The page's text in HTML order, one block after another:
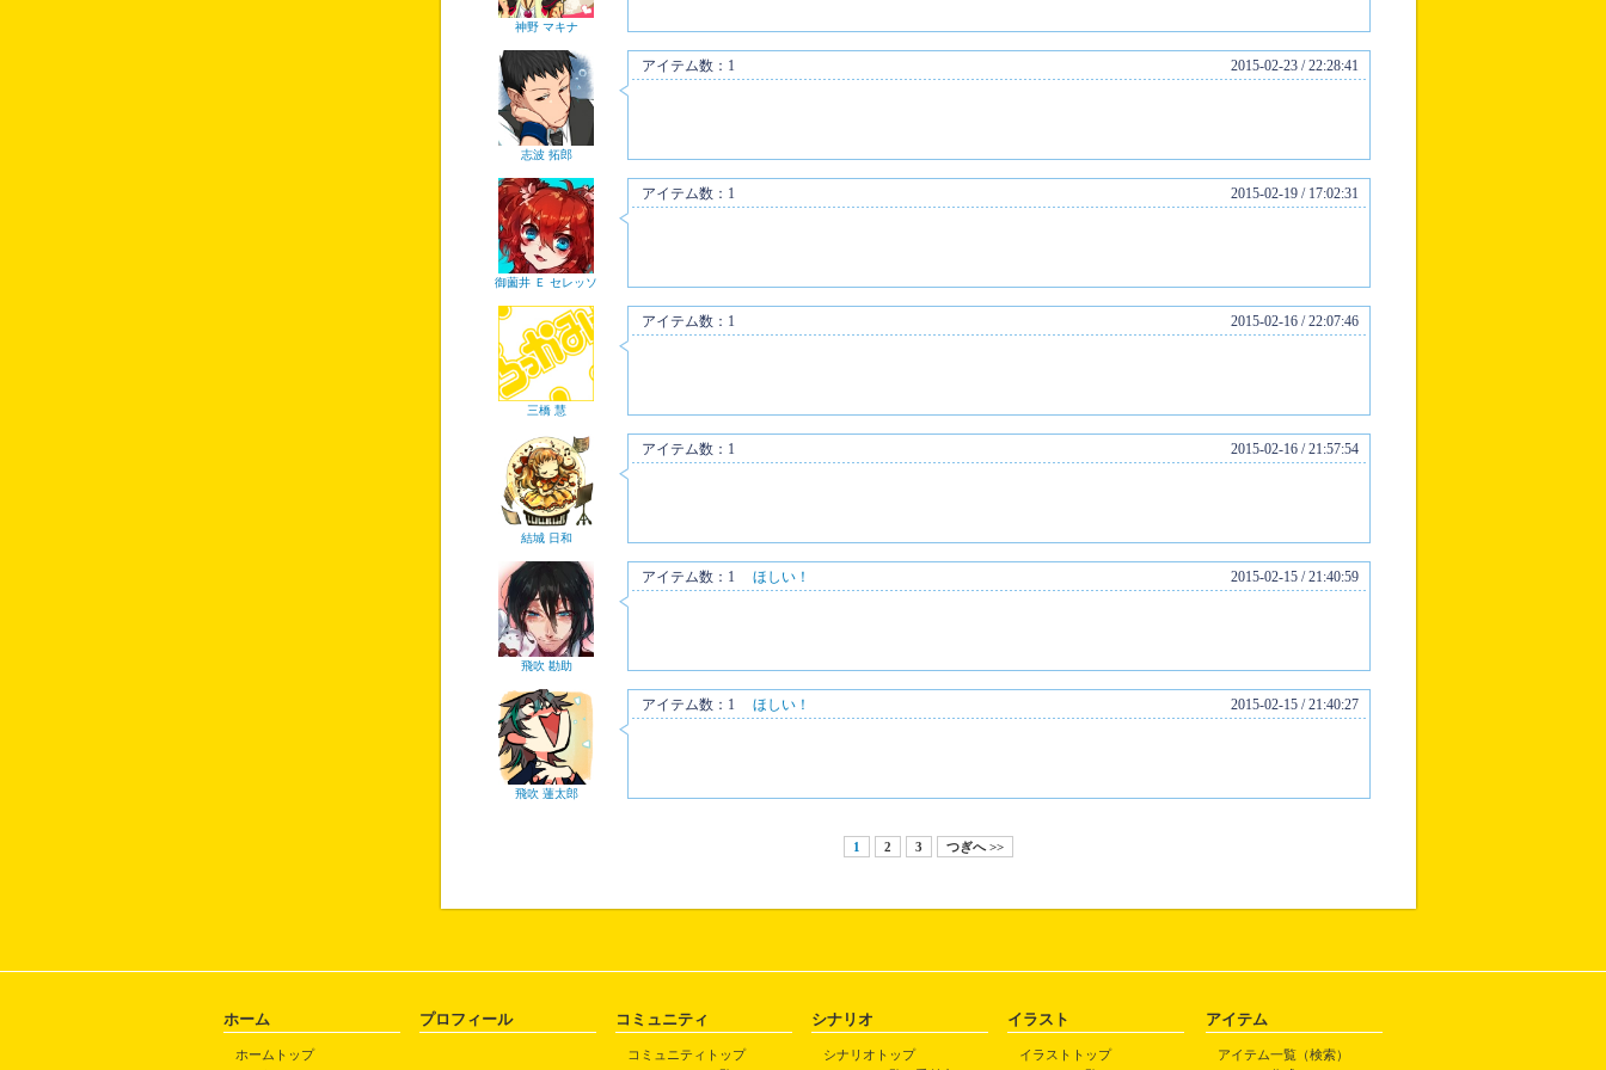
神野 マキナ
志波 拓郎
アイテム数：1 2015-02-23 / 22:28:41
御薗井 Ｅ セレッソ
アイテム数：1 2015-02-19 / 17:02:31
三橋 慧
アイテム数：1 2015-02-16 / 22:07:46
結城 日和
アイテム数：1 2015-02-16 / 21:57:54
飛吹 勘助
アイテム数：1 ほしい！ 2015-02-15 / 21:40:59
飛吹 蓮太郎
アイテム数：1 ほしい！ 2015-02-15 / 21:40:27
1 2 3 つぎへ >>
ホーム
ホームトップ
プロフィール コミュニティ
コミュニティトップ
シナリオ
シナリオトップ
イラスト
イラストトップ
アイテム
アイテム一覧（検索）